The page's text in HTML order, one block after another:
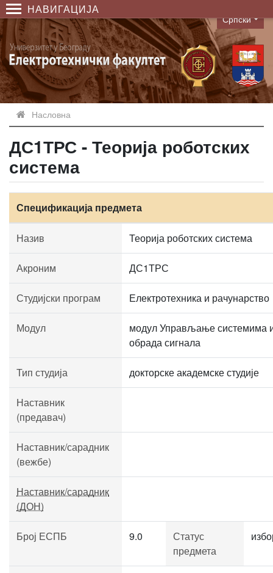
НАВИГАЦИЈА
Language
Српски
Насловна
ДС1ТРС - Теорија роботских
система
Спецификација предмета
Назив Теорија роботских система
Акроним ДС1ТРС
Студијски програм Електротехника и рачунарство
Модул
модул Управљање системима
обрада сигнала
Тип студија докторске академске студије
Наставник
(предавач)
Наставник/сарадник
(вежбе)
Наставник/сарадник
(ДОН)
Број ЕСПБ 9.0
Статус
предмета